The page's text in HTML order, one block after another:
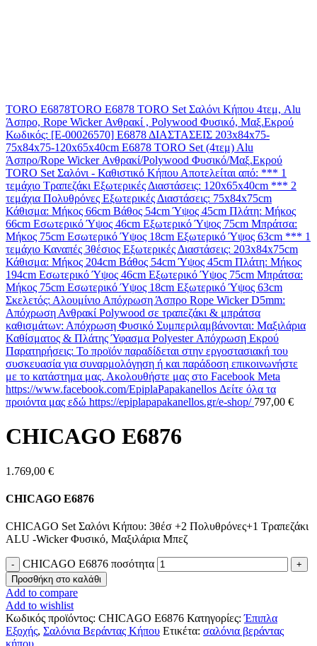
TORO E6878TORO Ε6878 TORO Set Σαλόνι Κήπου 4τεμ, Alu
Άσπρο, Rope Wicker Ανθρακί , Polywood Φυσικό, Μαξ.Εκρού
Κωδικός: [Ε-00026570] Ε6878 ΔΙΑΣΤΑΣΕΙΣ 203x84x75-
75x84x75-120x65x40cm Ε6878 TORO Set (4τεμ) Alu
Άσπρο/Rope Wicker Ανθρακί/Polywood Φυσικό/Μαξ.Εκρού
TORO Set Σαλόνι - Καθιστικό Κήπου Αποτελείται από: *** 1
τεμάχιο Τραπεζάκι Εξωτερικές Διαστάσεις: 120x65x40cm *** 2
τεμάχια Πολυθρόνες Εξωτερικές Διαστάσεις: 75x84x75cm
Κάθισμα: Μήκος 66cm Βάθος 54cm Ύψος 45cm Πλάτη: Μήκος
66cm Εσωτερικό Ύψος 46cm Εξωτερικό Ύψος 75cm Μπράτσα:
Μήκος 75cm Εσωτερικό Ύψος 18cm Εξωτερικό Ύψος 63cm *** 1
τεμάχιο Καναπές 3θέσιος Εξωτερικές Διαστάσεις: 203x84x75cm
Κάθισμα: Μήκος 204cm Βάθος 54cm Ύψος 45cm Πλάτη: Μήκος
194cm Εσωτερικό Ύψος 46cm Εξωτερικό Ύψος 75cm Μπράτσα:
Μήκος 75cm Εσωτερικό Ύψος 18cm Εξωτερικό Ύψος 63cm
Σκελετός: Αλουμίνιο Απόχρωση Άσπρο Rope Wicker D5mm:
Απόχρωση Ανθρακί Polywood σε τραπεζάκι & μπράτσα
καθισμάτων: Απόχρωση Φυσικό Συμπεριλαμβάνονται: Μαξιλάρια
Καθίσματος & Πλάτης Ύφασμα Polyester Απόχρωση Εκρού
Παρατηρήσεις: Το προϊόν παραδίδεται στην εργοστασιακή του
συσκευασία για συναρμολόγηση ή και παράδοση επικοινωνήστε
με το κατάστημα μας. Ακολουθήστε μας στο Facebook Meta
https://www.facebook.com/EpiplaPapakanellos Δείτε όλα τα
προιόντα μας εδώ https://epiplapapakanellos.gr/e-shop/ 797,00 €
CHICAGO E6876
1.769,00 €
CHICAGO Ε6876
CHICAGO Set Σαλόνι Κήπου: 3θέσ +2 Πολυθρόνες+1 Τραπεζάκι
ALU -Wicker Φυσικό, Μαξιλάρια Μπεζ
CHICAGO E6876 ποσότητα
Προσθήκη στο καλάθι
Add to compare
Add to wishlist
Κωδικός προϊόντος: CHICAGO E6876 Κατηγορίες: Έπιπλα
Εξοχής, Σαλόνια Βεράντας Κήπου Ετικέτα: σαλόνια βεράντας